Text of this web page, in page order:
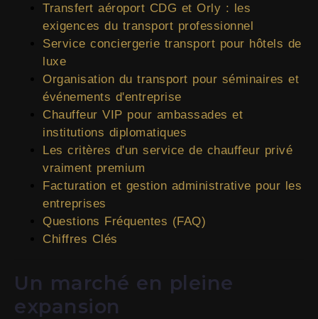
Transfert aéroport CDG et Orly : les
exigences du transport professionnel
Service conciergerie transport pour hôtels de
luxe
Organisation du transport pour séminaires et
événements d'entreprise
Chauffeur VIP pour ambassades et
institutions diplomatiques
Les critères d'un service de chauffeur privé
vraiment premium
Facturation et gestion administrative pour les
entreprises
Questions Fréquentes (FAQ)
Chiffres Clés
Un marché en pleine
expansion